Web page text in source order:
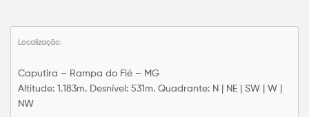
Localização:
Caputira – Rampa do Fié – MG
Altitude: 1.183m. Desnível: 531m. Quadrante: N | NE | SW | W |
NW